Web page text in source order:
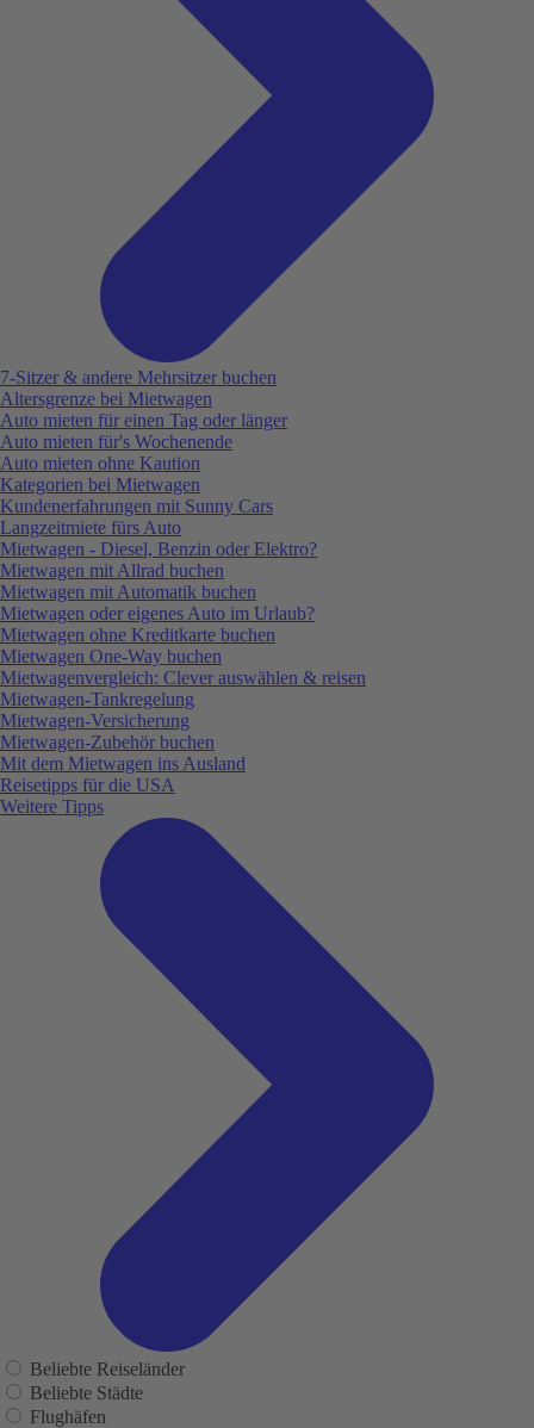
7-Sitzer & andere Mehrsitzer buchen
Altersgrenze bei Mietwagen
Auto mieten für einen Tag oder länger
Auto mieten für's Wochenende
Auto mieten ohne Kaution
Kategorien bei Mietwagen
Kundenerfahrungen mit Sunny Cars
Langzeitmiete fürs Auto
Mietwagen - Diesel, Benzin oder Elektro?
Mietwagen mit Allrad buchen
Mietwagen mit Automatik buchen
Mietwagen oder eigenes Auto im Urlaub?
Mietwagen ohne Kreditkarte buchen
Mietwagen One-Way buchen
Mietwagenvergleich: Clever auswählen & reisen
Mietwagen-Tankregelung
Mietwagen-Versicherung
Mietwagen-Zubehör buchen
Mit dem Mietwagen ins Ausland
Reisetipps für die USA
Weitere Tipps
Beliebte Reiseländer
Beliebte Städte
Flughäfen